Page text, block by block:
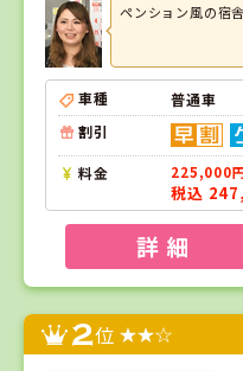
ペンション風の宿
車種
普通車
割引
料金 225,000
税込
詳 細
2位